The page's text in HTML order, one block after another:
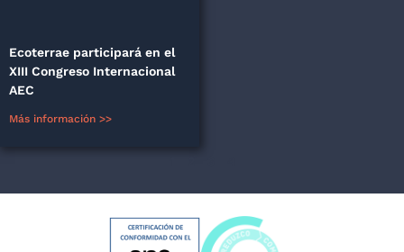
Ecoterrae participará en el
XIII Congreso Internacional
AEC
Más información >>